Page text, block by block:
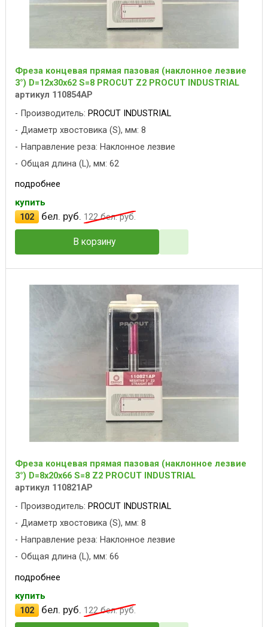
Фреза концевая прямая пазовая (наклонное лезвие
3°) D=12x30x62 S=8 PROCUT Z2 PROCUT INDUSTRIAL
артикул 110854AP
Производитель: PROCUT INDUSTRIAL
Диаметр хвостовика (S), мм: 8
Направление реза: Наклонное лезвие
Общая длина (L), мм: 62
подробнее
купить
102
бел. руб. 122бел. руб.
В корзину
Фреза концевая прямая пазовая (наклонное лезвие
3°) D=8x20x66 S=8 Z2 PROCUT INDUSTRIAL
артикул 110821AP
Производитель: PROCUT INDUSTRIAL
Диаметр хвостовика (S), мм: 8
Направление реза: Наклонное лезвие
Общая длина (L), мм: 66
подробнее
купить
102
бел. руб. 122бел. руб.